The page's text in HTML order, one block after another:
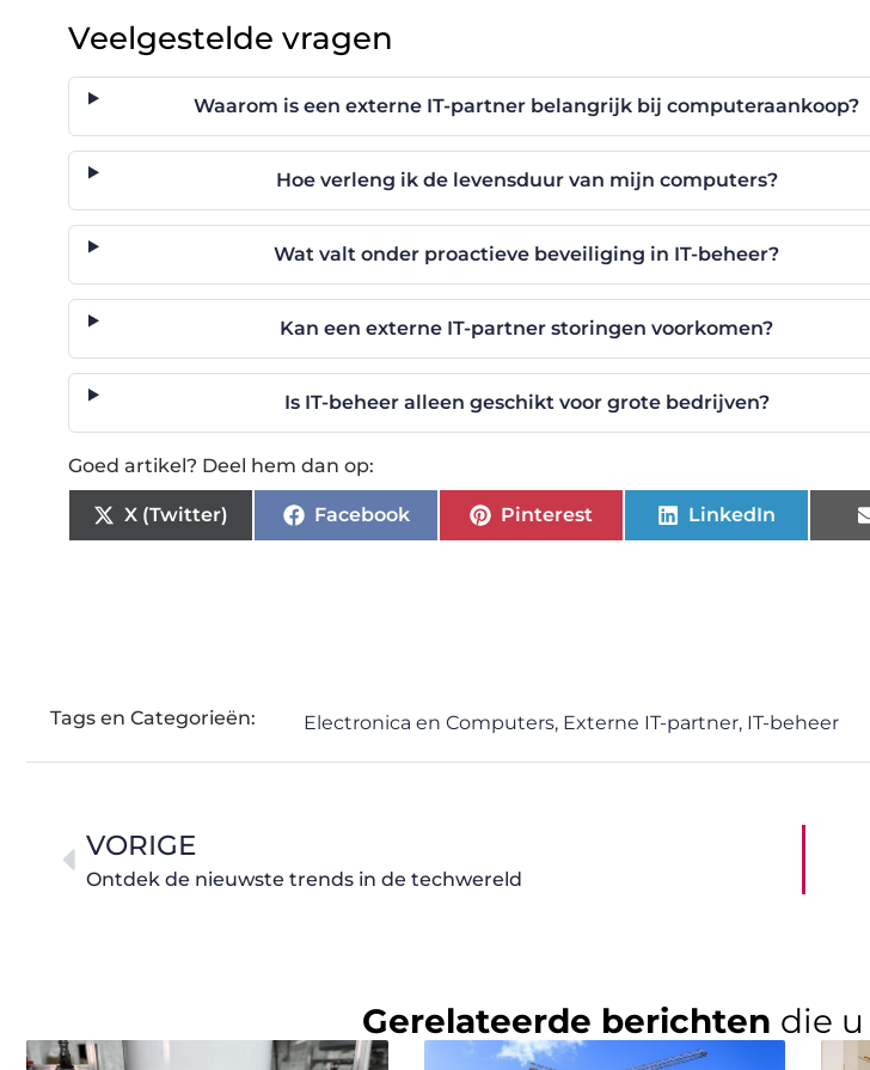
Veelgestelde vragen
Waarom is een externe IT-partner belangrijk bij computeraankoop?
Hoe verleng ik de levensduur van mijn computers?
Wat valt onder proactieve beveiliging in IT-beheer?
Kan een externe IT-partner storingen voorkomen?
Is IT-beheer alleen geschikt voor grote bedrijven?
Goed artikel? Deel hem dan op:
X (Twitter) Facebook Pinterest LinkedIn
Tags en Categorieën: Electronica en Computers, Externe IT-partner, IT-beheer
VORIGE
Ontdek de nieuwste trends in de techwereld
Gerelateerde berichten die